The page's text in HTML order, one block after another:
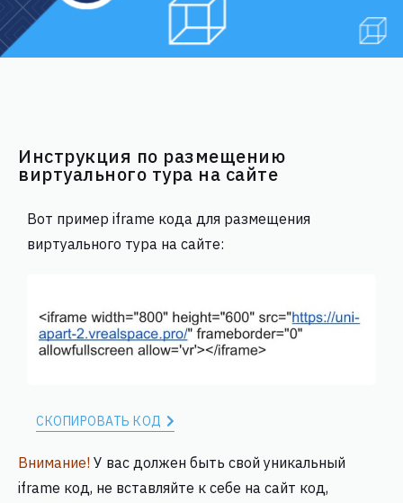
Инструкция по размещению
виртуального тура на сайте
Вот пример iframe кода для размещения
виртуального тура на сайте:
СКОПИРОВАТЬ КОД
Внимание! У вас должен быть свой уникальный
iframe код, не вставляйте к себе на сайт код,